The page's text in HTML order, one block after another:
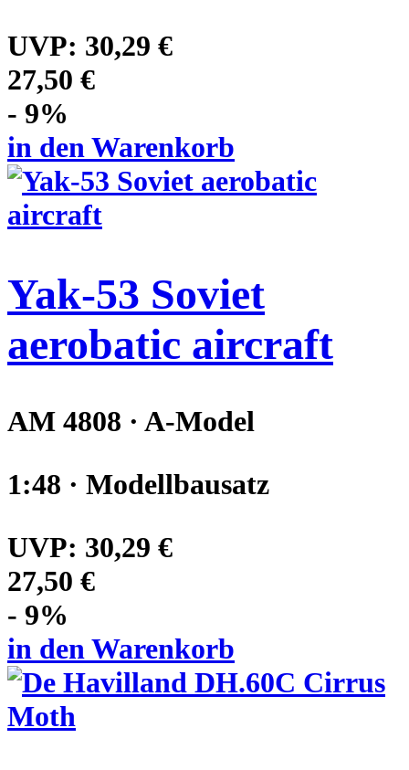
UVP: 30,29 €
27,50 €
- 9%
in den Warenkorb
Yak-53 Soviet
aerobatic aircraft
AM 4808 · A-Model
1:48 · Modellbausatz
UVP: 30,29 €
27,50 €
- 9%
in den Warenkorb